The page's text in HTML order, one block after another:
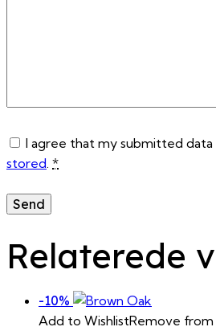
I agree that my submitted data
stored *
Relaterede
-10%
Add to WishlistRemove from